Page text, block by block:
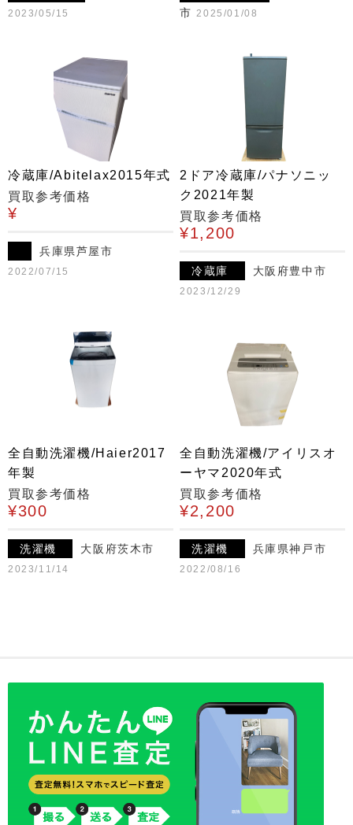
2023/05/15
市 2025/01/08
冷蔵庫/Abitelax2015年式
買取参考価格
¥
兵庫県芦屋市
2022/07/15
2ドア冷蔵庫/パナソニッ
ク2021年製
買取参考価格
¥1,200
冷蔵庫 大阪府豊中市
2023/12/29
全自動洗濯機/Haier2017
年製
買取参考価格
¥300
洗濯機 大阪府茨木市
2023/11/14
全自動洗濯機/アイリスオ
ーヤマ2020年式
買取参考価格
¥2,200
洗濯機 兵庫県神戸市
2022/08/16